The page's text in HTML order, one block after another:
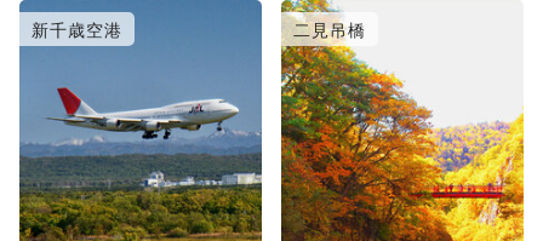
新千歳空港 二見吊橋